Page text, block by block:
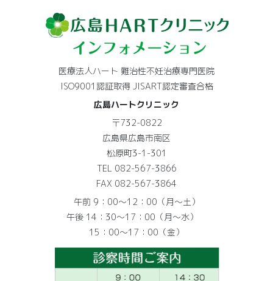
医療法人ハート 難治性不妊治療専門医院
ISO9001認証取得 JISART認定審査合格
広島ハートクリニック
〒732-0822
広島県広島市南区
松原町3-1-301
TEL 082-567-3866
FAX 082-567-3864
午前 9：00～12：00（月～土）
午後 14：30～17：00（月～水）
15：00～17：00（金）